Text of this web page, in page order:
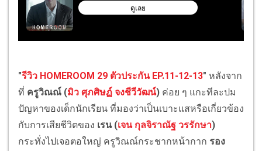
"รีวิว HOMEROOM 29 ตัวประกัน EP.11-12-13" หลังจาก
ที่ ครูวิณณ์ (มิว ศุภศิษฏ์ จงชีวีวัฒน์) ค่อย ๆ แกะทีละปม
ปัญหาของเด็กนักเรียน ที่มองว่าเป็นเบาะแสหรือเกี่ยวข้อง
กับการเสียชีวิตของ เรน (เจน กุลจิราณัฐ วรรักษา)
กระทั่งไปเจอตอใหญ่ ครูวิณณ์กระชากหน้ากาก รอง